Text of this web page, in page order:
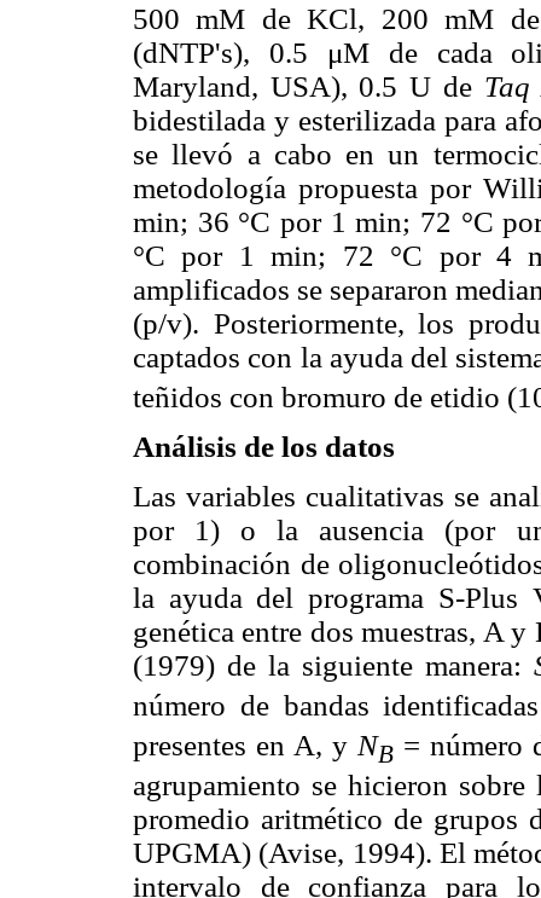
500 mM de KCl, 200 mM de
(dNTP's), 0.5 μM de cada
Maryland, USA), 0.5 U de Taq
bidestilada y esterilizada para
se llevó a cabo en un
metodología propuesta por
min; 36 °C por 1 min; 72 °C
°C por 1 min; 72 °C por 4
amplificados se separaron
(p/v). Posteriormente, los
captados con la ayuda del
teñidos con bromuro de etidio
Análisis de los datos
Las variables cualitativas se
por 1) o la ausencia (por
combinación de
la ayuda del programa S-
genética entre dos muestras, A
(1979) de la siguiente manera:
número de bandas
presentes en A, y NB= número
agrupamiento se hicieron
promedio aritmético de grupos
UPGMA) (Avise, 1994). El
intervalo de confianza para